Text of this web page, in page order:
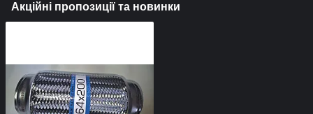
Акційні пропозиції та новинки